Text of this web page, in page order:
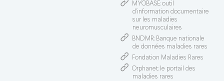
MYOBASE: outil
d'information documentaire
sur les maladies
neuromusculaires
BNDMR: Banque nationale
de données maladies rares
Fondation Maladies Rares
Orphanet: le portail des
maladies rares